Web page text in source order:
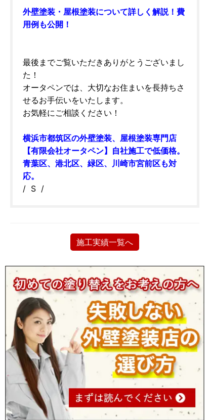
外壁塗装・屋根塗装について詳しく解説！費
用例も公開！
最後までご覧いただきありがとうございまし
た！
オータペンでは、大切なお住まいを長持ちさ
せるお手伝いをいたします。
お気軽にご相談ください！
横浜市都筑区の外壁塗装、屋根塗装専門店
【有限会社オータペン】自社施工で低価格。
青葉区、港北区、緑区、川崎市宮前区も対
応。
/ S /
施工実績一覧へ